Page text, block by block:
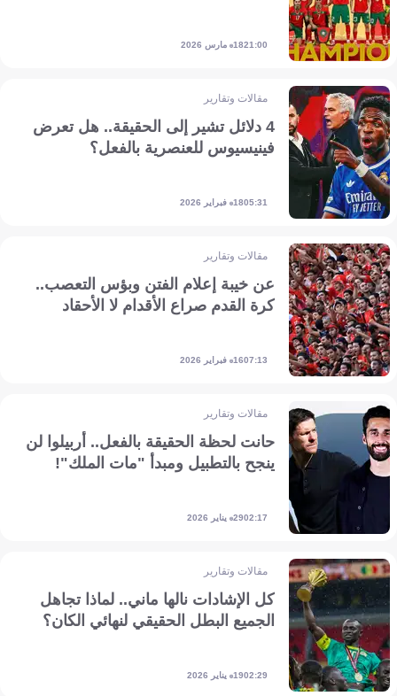
21:0018 مارس 2026
مقالات وتقارير
4 دلائل تشير إلى الحقيقة.. هل تعرض
فينيسيوس للعنصرية بالفعل؟
05:3118 فبراير 2026
مقالات وتقارير
عن خيبة إعلام الفتن وبؤس التعصب..
كرة القدم صراع الأقدام لا الأحقاد
07:1316 فبراير 2026
مقالات وتقارير
حانت لحظة الحقيقة بالفعل.. أربيلوا لن
ينجح بالتطبيل ومبدأ "مات الملك"!
02:1729 يناير 2026
مقالات وتقارير
كل الإشادات نالها ماني.. لماذا تجاهل
الجميع البطل الحقيقي لنهائي الكان؟
02:2919 يناير 2026